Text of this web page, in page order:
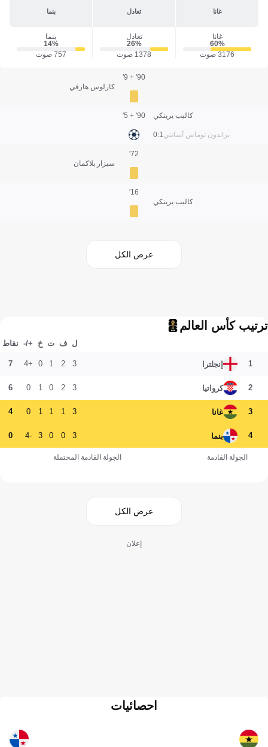
غانا تعادل بنما
غانا
60‎%‎
3176 صوت
تعادل
26‎%‎
1378 صوت
بنما
14‎%‎
757 صوت
كارلوس هارفي
90' + 9'
كاليب يرينكي
براندون توماس أسانتي1:0
90' + 5'
سيزار بلاكمان
72'
كاليب يرينكي
16'
عرض الكل
ترتيب كأس العالم
ل ف ت خ +/- نقاط
1 إنجلترا 3
2
1
0
+4
7
2 كرواتيا 3
2
0
1
0
6
3 غانا 3
1
1
1
0
4
4 بنما 3
0
0
3
-4
0
الجولة القادمة الجولة القادمة المحتملة
عرض الكل
إعلان
احصائيات